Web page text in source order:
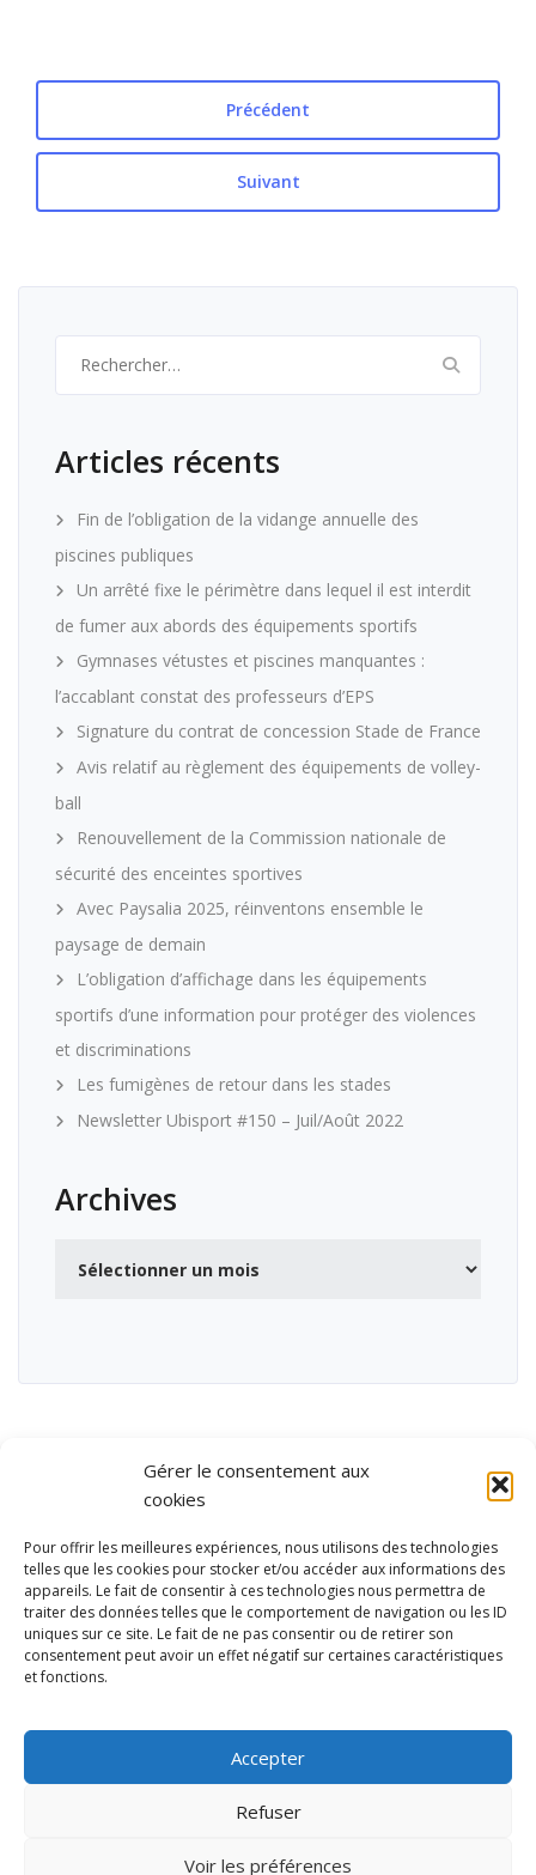
Gérer le consentement aux
cookies
Pour offrir les meilleures expériences, nous utilisons des technologies
telles que les cookies pour stocker et/ou accéder aux informations des
appareils. Le fait de consentir à ces technologies nous permettra de
traiter des données telles que le comportement de navigation ou les ID
uniques sur ce site. Le fait de ne pas consentir ou de retirer son
consentement peut avoir un effet négatif sur certaines caractéristiques
et fonctions.
Accepter
Refuser
Voir les préférences
Précédent
Suivant
Articles récents
Fin de l’obligation de la vidange annuelle des
piscines publiques
Un arrêté fixe le périmètre dans lequel il est interdit
de fumer aux abords des équipements sportifs
Gymnases vétustes et piscines manquantes :
l’accablant constat des professeurs d’EPS
Signature du contrat de concession Stade de France
Avis relatif au règlement des équipements de volley-
ball
Renouvellement de la Commission nationale de
sécurité des enceintes sportives
Avec Paysalia 2025, réinventons ensemble le
paysage de demain
L’obligation d’affichage dans les équipements
sportifs d’une information pour protéger des violences
et discriminations
Les fumigènes de retour dans les stades
Newsletter Ubisport #150 – Juil/Août 2022
Archives
et de loisirs
Contact
Mentions légales